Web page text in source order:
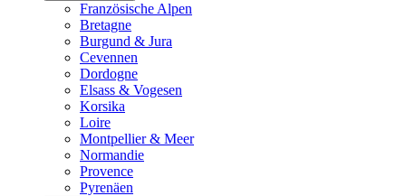
Französische Alpen
Bretagne
Burgund & Jura
Cevennen
Dordogne
Elsass & Vogesen
Korsika
Loire
Montpellier & Meer
Normandie
Provence
Pyrenäen